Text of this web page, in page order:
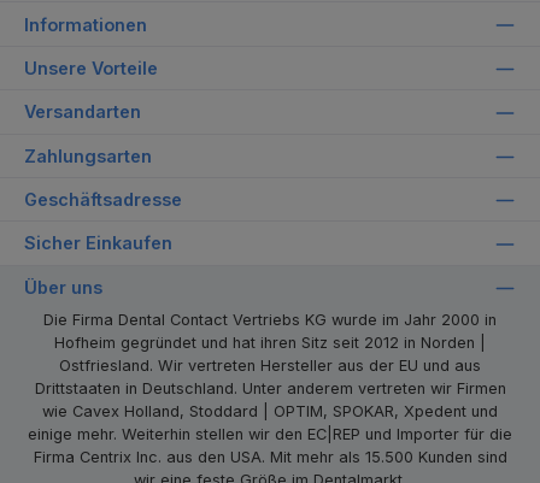
Informationen
Unsere Vorteile
Versandarten
Zahlungsarten
Geschäftsadresse
Sicher Einkaufen
Über uns
Die Firma Dental Contact Vertriebs KG wurde im Jahr 2000 in
Hofheim gegründet und hat ihren Sitz seit 2012 in Norden |
Ostfriesland. Wir vertreten Hersteller aus der EU und aus
Drittstaaten in Deutschland. Unter anderem vertreten wir Firmen
wie Cavex Holland, Stoddard | OPTIM, SPOKAR, Xpedent und
einige mehr. Weiterhin stellen wir den EC|REP und Importer für die
Firma Centrix Inc. aus den USA. Mit mehr als 15.500 Kunden sind